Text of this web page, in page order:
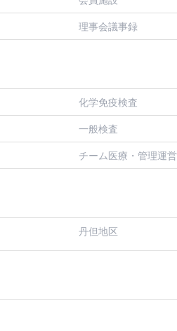
理事会議事録
化学免疫検査
一般検査
チーム医療・管理運営
丹但地区